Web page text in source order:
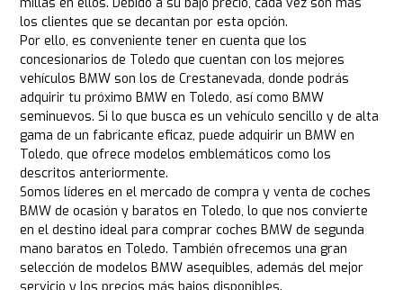
los clientes que se decantan por esta opción.
Por ello, es conveniente tener en cuenta que los
concesionarios de Toledo que cuentan con los mejores
vehículos BMW son los de Crestanevada, donde podrás
adquirir tu próximo BMW en Toledo, así como BMW
seminuevos. Si lo que busca es un vehículo sencillo y de alta
gama de un fabricante eficaz, puede adquirir un BMW en
Toledo, que ofrece modelos emblemáticos como los
descritos anteriormente.
Somos líderes en el mercado de compra y venta de coches
BMW de ocasión y baratos en Toledo, lo que nos convierte
en el destino ideal para comprar coches BMW de segunda
mano baratos en Toledo. También ofrecemos una gran
selección de modelos BMW asequibles, además del mejor